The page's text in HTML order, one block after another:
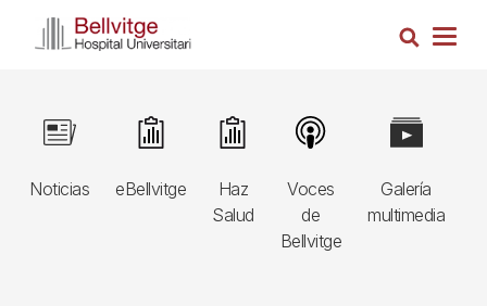
Busca
Navegació
principal
3r
Noticias
Image
eBellvitge
Image
Haz
Salud
Image
Voces
de
Bellvitge
Image
Galería
multimedia
Image